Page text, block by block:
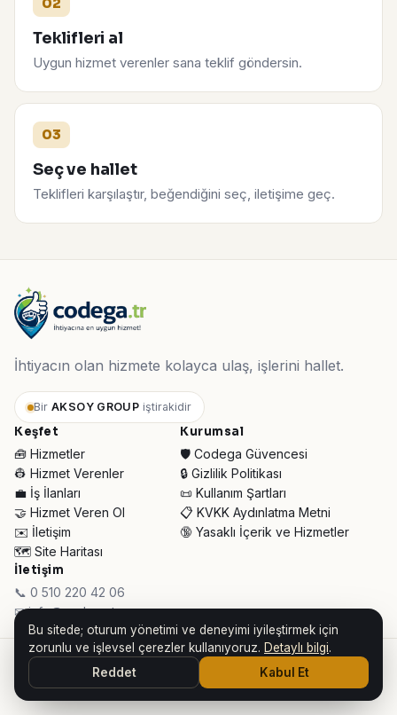
Teklifleri al
Uygun hizmet verenler sana teklif göndersin.
03
Seç ve hallet
Teklifleri karşılaştır, beğendiğini seç, iletişime geç.
İhtiyacın olan hizmete kolayca ulaş, işlerini hallet.
Bir AKSOY GROUP iştirakidir
Keşfet
🧰 Hizmetler
👷 Hizmet Verenler
💼 İş İlanları
🤝 Hizmet Veren Ol
✉️ İletişim
🗺️ Site Haritası
Kurumsal
🛡️ Codega Güvencesi
🔒 Gizlilik Politikası
📜 Kullanım Şartları
📋 KVKK Aydınlatma Metni
🔞 Yasaklı İçerik ve Hizmetler
İletişim
📞 0 510 220 42 06
✉ info@codega.tr
© 2026 Codega Hizmet Pazaryeri ·
AKSOY GROUP iştirakidir
👥 Toplam Ziyaretçi:30.933 · Bugün:112
Bu sitede; oturum yönetimi ve deneyimi iyileştirmek için
zorunlu ve işlevsel çerezler kullanıyoruz. Detaylı bilgi.
Reddet
Kabul Et